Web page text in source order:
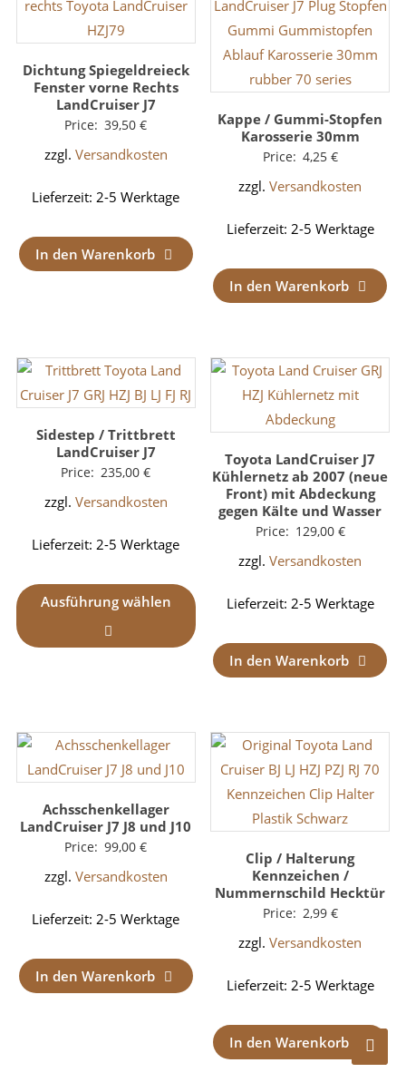
Dichtung Spiegeldreieck
Fenster vorne Rechts
LandCruiser J7
Price: 39,50€
zzgl. Versandkosten
Lieferzeit:2-5 Werktage
In den Warenkorb
Kappe / Gummi-Stopfen
Karosserie 30mm
Price: 4,25 €
zzgl.Versandkosten
Lieferzeit: 2-5 Werktage
In den Warenkorb
Sidestep / Trittbrett
LandCruiser J7
Price: 235,00€
zzgl. Versandkosten
Lieferzeit:2-5 Werktage
Ausführung wählen
Toyota LandCruiser J7
Kühlernetz ab 2007 (neue
Front) mit Abdeckung
gegen Kälte und Wasser
Price: 129,00 €
zzgl.Versandkosten
Lieferzeit: 2-5 Werktage
In den Warenkorb
Achsschenkellager
LandCruiser J7 J8 und J10
Price: 99,00€
zzgl. Versandkosten
Lieferzeit:2-5 Werktage
In den Warenkorb
Clip / Halterung
Kennzeichen /
Nummernschild Hecktür
Price: 2,99 €
zzgl.Versandkosten
Lieferzeit: 2-5 Werktage
In den Warenkorb